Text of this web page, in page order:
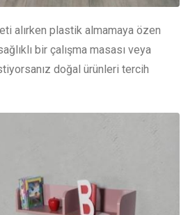
alırken plastik almamaya özen
bir çalışma masası veya
doğal ürünleri tercih